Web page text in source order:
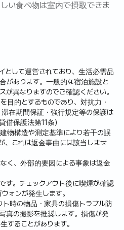
い食べ物は室内で摂取できま
れるワインがあります
されます。
器を鳴らします。喫煙時に
費用が実費請求されます
として運営されており、生活必需品
があります。一般的な宿泊施設と
が異なりますのでご確認ください。
目的とするものであり、対抗力・
在期間保証・強行規定等の保護は
借保護法第11条）
物構造や測定基準により若干の誤
、これは返金事由には該当しませ
く、外部的要因による事象は返金
す。チェックアウト後に喫煙が確認
ォンが発生します。
ト時の物品・家具の損傷トラブル防
真の撮影を推奨します。損傷が発
することがあります。